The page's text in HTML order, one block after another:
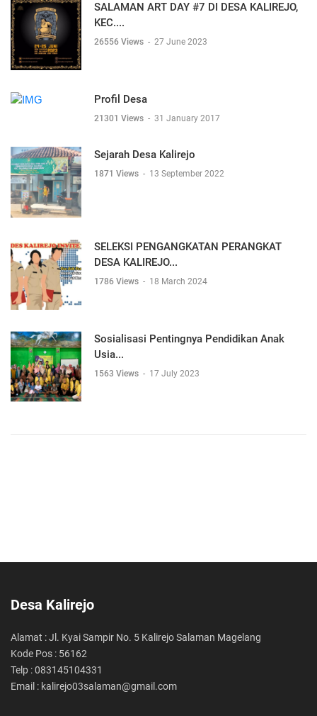
SALAMAN ART DAY #7 DI DESA KALIREJO,
KEC....
26556 Views - 27 June 2023
Profil Desa
21301 Views - 31 January 2017
Sejarah Desa Kalirejo
1871 Views - 13 September 2022
SELEKSI PENGANGKATAN PERANGKAT
DESA KALIREJO...
1786 Views - 18 March 2024
Sosialisasi Pentingnya Pendidikan Anak
Usia...
1563 Views - 17 July 2023
Desa Kalirejo
Alamat : Jl. Kyai Sampir No. 5 Kalirejo Salaman Magelang
Kode Pos : 56162
Telp : 083145104331
Email : kalirejo03salaman@gmail.com